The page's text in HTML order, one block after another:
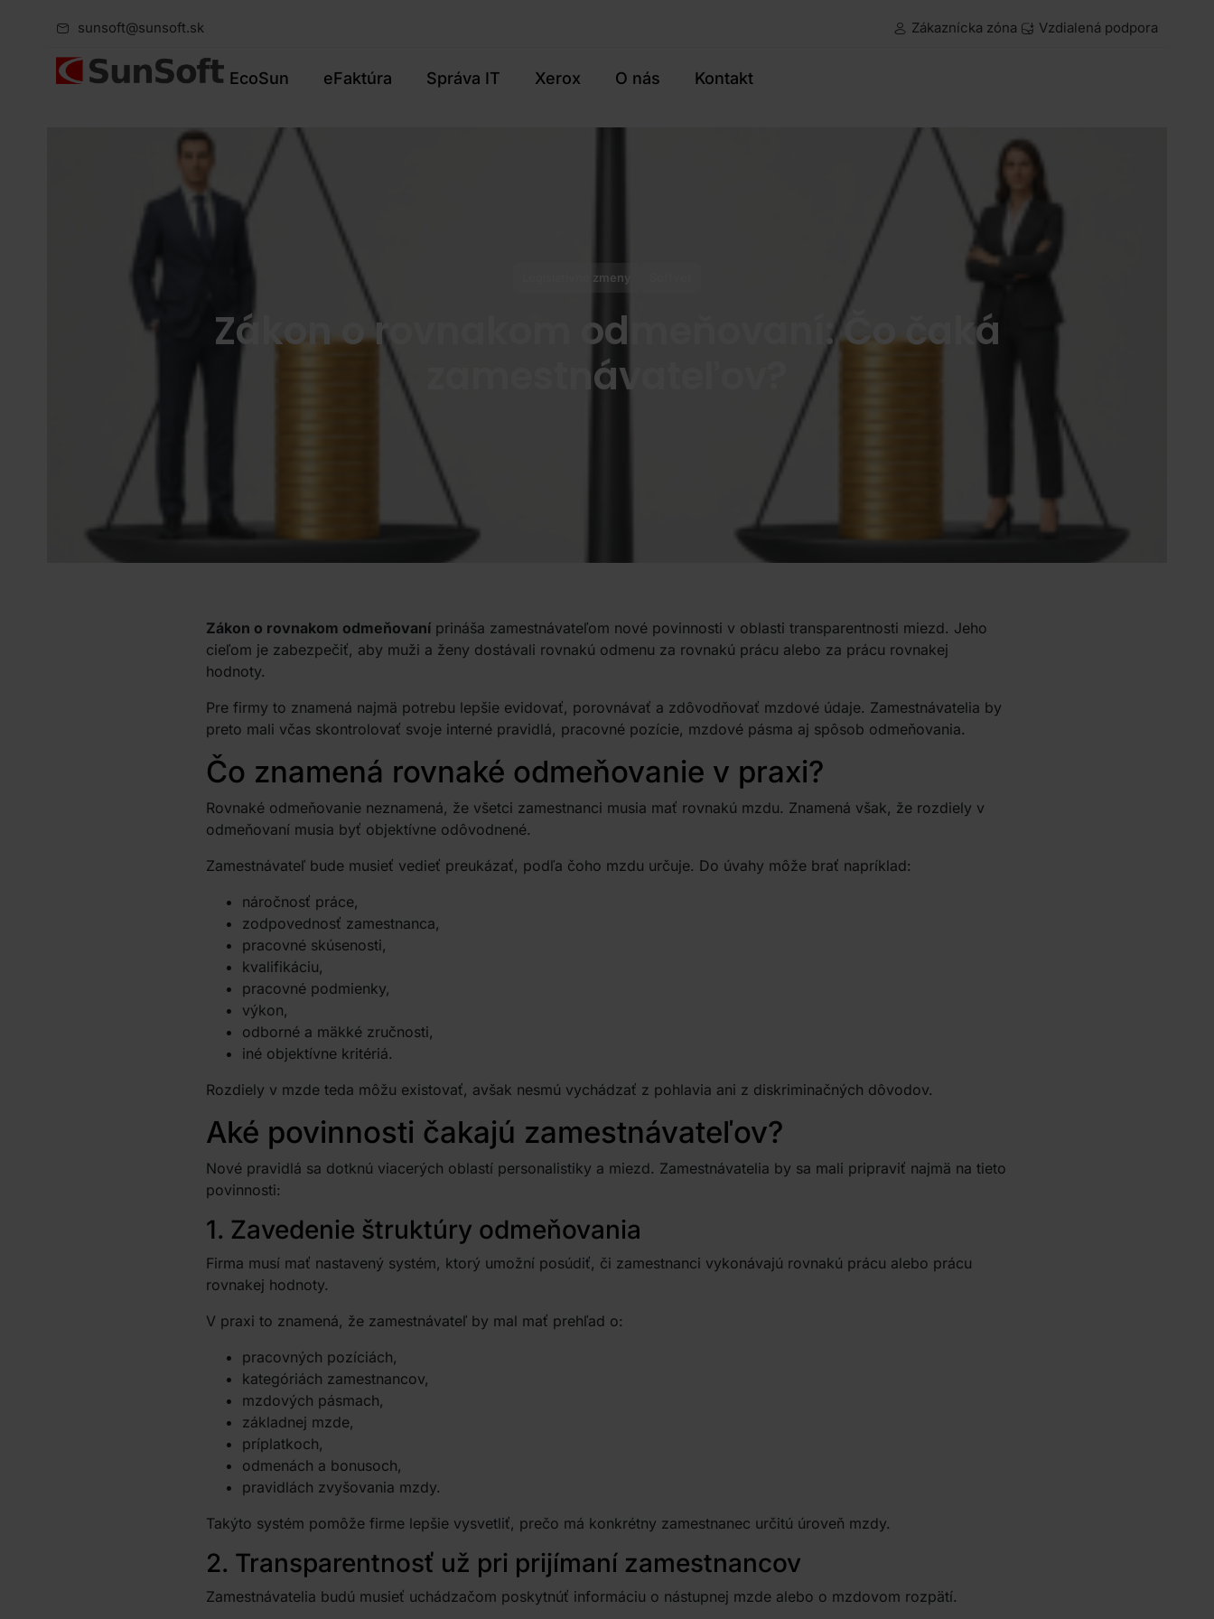
sunsoft@sunsoft.sk Zákaznícka zóna Vzdialená podpora
EcoSun eFaktúra Správa IT Xerox O nás Kontakt
Legislatívne zmeny
Zákon o rovnakom odmeňovaní: Čo čaká
zamestnávateľov?
Zákon o rovnakom odmeňovaní prináša zamestnávateľom nové povinnosti v oblasti transparentnosti miezd. Jeho
cieľom je zabezpečiť, aby muži a ženy dostávali rovnakú odmenu za rovnakú prácu alebo za prácu rovnakej
hodnoty.
Pre firmy to znamená najmä potrebu lepšie evidovať, porovnávať a zdôvodňovať mzdové údaje. Zamestnávatelia by
preto mali včas skontrolovať svoje interné pravidlá, pracovné pozície, mzdové pásma aj spôsob odmeňovania.
Čo znamená rovnaké odmeňovanie v praxi?
Rovnaké odmeňovanie neznamená, že všetci zamestnanci musia mať rovnakú mzdu. Znamená však, že rozdiely v
odmeňovaní musia byť objektívne odôvodnené.
Zamestnávateľ bude musieť vedieť preukázať, podľa čoho mzdu určuje. Do úvahy môže brať napríklad:
náročnosť práce,
zodpovednosť zamestnanca,
pracovné skúsenosti,
kvalifikáciu,
pracovné podmienky,
výkon,
odborné a mäkké zručnosti,
iné objektívne kritériá.
Rozdiely v mzde teda môžu existovať, avšak nesmú vychádzať z pohlavia ani z diskriminačných dôvodov.
Aké povinnosti čakajú zamestnávateľov?
Nové pravidlá sa dotknú viacerých oblastí personalistiky a miezd. Zamestnávatelia by sa mali pripraviť najmä na tieto
povinnosti:
1. Zavedenie štruktúry odmeňovania
Firma musí mať nastavený systém, ktorý umožní posúdiť, či zamestnanci vykonávajú rovnakú prácu alebo prácu
rovnakej hodnoty.
V praxi to znamená, že zamestnávateľ by mal mať prehľad o:
pracovných pozíciách,
kategóriách zamestnancov,
mzdových pásmach,
základnej mzde,
príplatkoch,
odmenách a bonusoch,
pravidlách zvyšovania mzdy.
Takýto systém pomôže firme lepšie vysvetliť, prečo má konkrétny zamestnanec určitú úroveň mzdy.
2. Transparentnosť už pri prijímaní zamestnancov
Zamestnávatelia budú musieť uchádzačom poskytnúť informáciu o nástupnej mzde alebo o mzdovom rozpätí.